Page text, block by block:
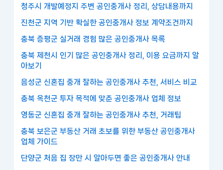
청주시 개발예정지 주변 공인중개사 정리, 상담내용까지
진천군 지역 기반 확실한 공인중개사 정보 계약조건까지
충북 증평군 실거래 경험 많은 공인중개사 목록
충북 제천시 인기 많은 공인중개사 정리, 이용 요금까지 알
아보기
음성군 신혼집 중개 잘하는 공인중개사 추천, 서비스 비교
충북 옥천군 투자 목적에 맞춘 공인중개사 업체 정보
영동군 신혼집 중개 잘하는 공인중개사 추천, 거래팁
충북 보은군 부동산 거래 초보를 위한 부동산 공인중개사
업체 가이드
단양군 처음 집 장만 시 알아두면 좋은 공인중개사 안내